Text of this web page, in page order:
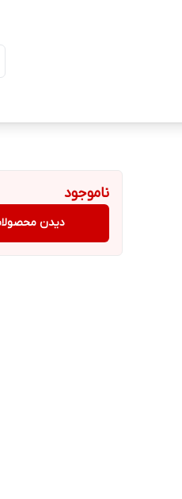
ناموجود
دیدن